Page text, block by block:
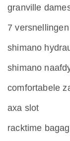
granville
7
shimano
shimano
comfortabele
axa slot
racktime